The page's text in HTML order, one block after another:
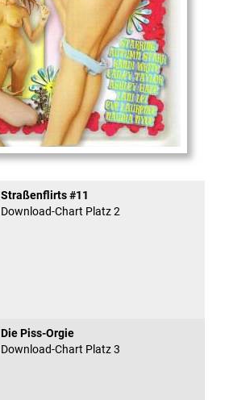
Straßenflirts #11
Download-Chart Platz 2
Die Piss-Orgie
Download-Chart Platz 3